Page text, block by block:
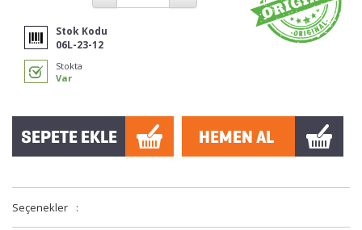
Stok Kodu
06L-23-12
Stokta
Var
Seçenekler :